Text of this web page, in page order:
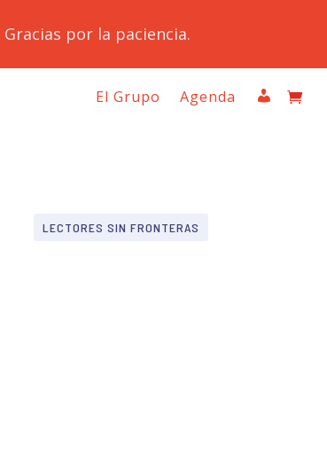
Gracias por la paciencia.
El Grupo Agenda
LECTORES SIN FRONTERAS